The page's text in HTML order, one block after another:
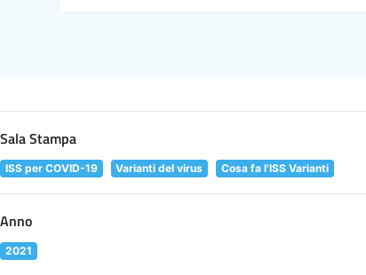
Sala Stampa
ISS per COVID-19 Varianti del virus Cosa fa l'ISS Varianti
Anno
2021